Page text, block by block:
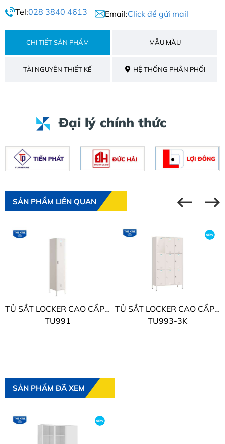
Tel:028 3840 4613 Email:Click để gửi mail
CHI TIẾT SẢN PHẨM MẪU MÀU
TÀI NGUYÊN THIẾT KẾ HỆ THỐNG PHÂN PHỐI
Đại lý chính thức
SẢN PHẨM LIÊN QUAN
TỦ SẮT LOCKER CAO CẤP THE ONE
TU991
TỦ SẮT LOCKER CAO CẤP THE ONE
TU993-3K
SẢN PHẨM ĐÃ XEM